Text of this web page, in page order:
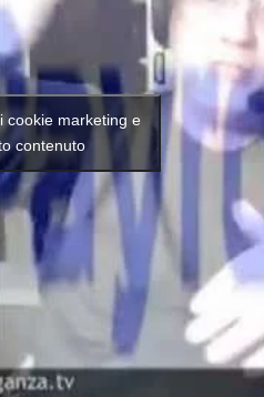
cookie marketing e
contenuto